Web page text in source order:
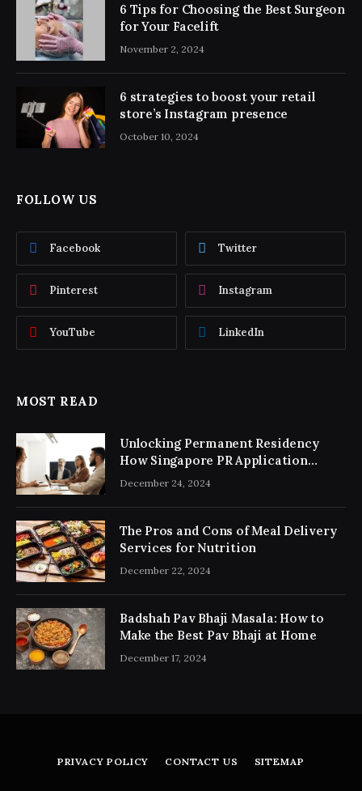
6 Tips for Choosing the Best Surgeon
for Your Facelift
November 2, 2024
6 strategies to boost your retail
store’s Instagram presence
October 10, 2024
FOLLOW US
Facebook Twitter
Pinterest Instagram
YouTube LinkedIn
MOST READ
Unlocking Permanent Residency
How Singapore PR Application
Consultancy Simplifies the Process
December 24, 2024
The Pros and Cons of Meal Delivery
Services for Nutrition
December 22, 2024
Badshah Pav Bhaji Masala: How to
Make the Best Pav Bhaji at Home
December 17, 2024
PRIVACY POLICY CONTACT US SITEMAP